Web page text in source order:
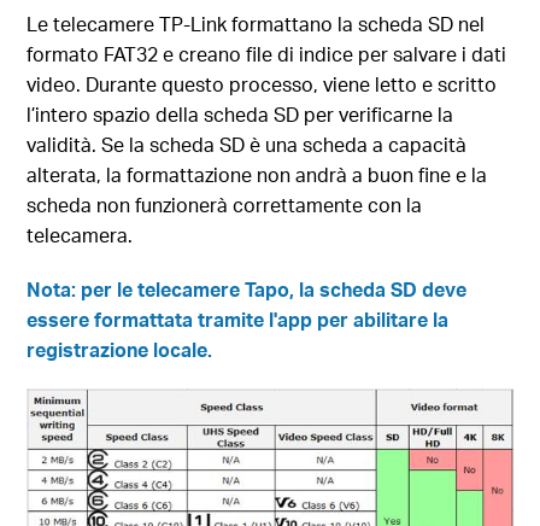
Le telecamere TP-Link formattano la scheda SD nel
formato FAT32 e creano file di indice per salvare i dati
video. Durante questo processo, viene letto e scritto
l’intero spazio della scheda SD per verificarne la
validità. Se la scheda SD è una scheda a capacità
alterata, la formattazione non andrà a buon fine e la
scheda non funzionerà correttamente con la
telecamera.
Nota: per le telecamere Tapo, la scheda SD deve
essere formattata tramite l'app per abilitare la
registrazione locale.